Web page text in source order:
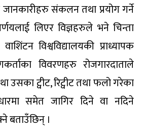
जानकारीहरु संकलन तथा प्रयोग गर्ने
लिएर विज्ञहरुले भने चिन्ता
विश्वविद्यालयकी प्राध्यापक
विवरणहरु रोजगारदाताले
उसका ट्वीट, रिट्वीट तथा फलो गरेका
समेत जागिर दिने वा नदिने
बताउँछिन् ।